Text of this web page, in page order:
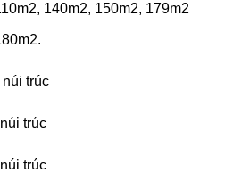
140m2, 150m2, 179m2